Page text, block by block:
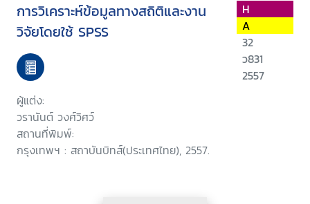
การวิเคราะห์ข้อมูลทางสถิติและงาน
วิจัยโดยใช้ SPSS
ผู้แต่ง:
วรานันต์ วงศ์วิศว์
สถานที่พิมพ์:
กรุงเทพฯ : สถาบันบิทส์(ประเทศไทย), 2557.
H
A
32
ว831
2557